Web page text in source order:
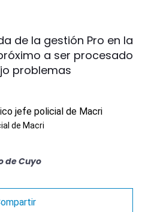
de la gestión Pro en la
a ser procesado
problemas
de Macri
de Cuyo